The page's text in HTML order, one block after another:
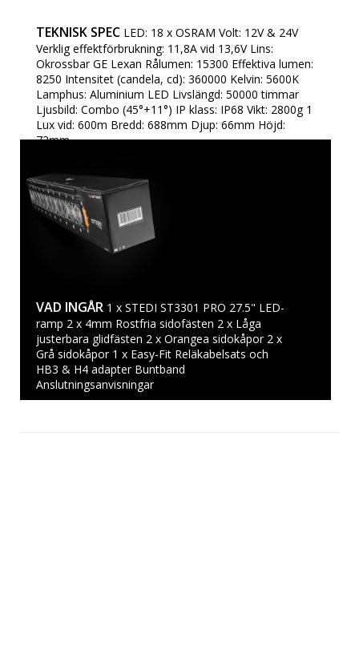
TEKNISK SPEC LED: 18 x OSRAM Volt: 12V & 24V
Verklig effektförbrukning: 11,8A vid 13,6V Lins:
Okrossbar GE Lexan Rålumen: 15300 Effektiva lumen:
8250 Intensitet (candela, cd): 360000 Kelvin: 5600K
Lamphus: Aluminium LED Livslängd: 50000 timmar
Ljusbild: Combo (45°+11°) IP klass: IP68 Vikt: 2800g 1
Lux vid: 600m Bredd: 688mm Djup: 66mm Höjd:
72mm
VAD INGÅR 1 x STEDI ST3301 PRO 27.5" LED-
ramp 2 x 4mm Rostfria sidofästen 2 x Låga
justerbara glidfästen 2 x Orangea sidokåpor 2 x
Grå sidokåpor 1 x Easy-Fit Reläkabelsats och
HB3 & H4 adapter Buntband
Anslutningsanvisningar